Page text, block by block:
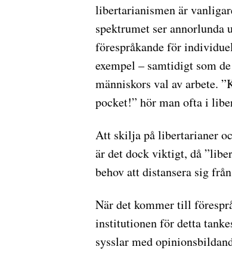
libertarianismen är
spektrumet ser
förespråkande för
exempel – samtidigt som
människors val av arbete.
pocket!” hör man ofta i
Att skilja på libertarianer
är det dock viktigt, då
behov att distansera sig
När det kommer till
institutionen för detta
sysslar med